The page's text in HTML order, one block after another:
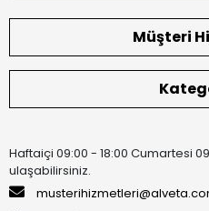
Müşteri
Haftaiçi 09:00 - 18:00 Cumartesi
ulaşabilirsiniz.